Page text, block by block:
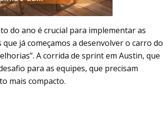
do ano é crucial para implementar as
já começamos a desenvolver o carro do
A corrida de sprint em Austin, que
para as equipes, que precisam
mais compacto.